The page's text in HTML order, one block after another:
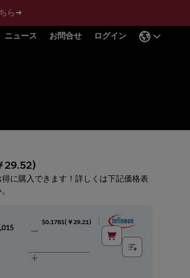
ら➜
ニュース お問合せ ログイン
29.52)
に購入できます！詳しくは下記価格表
$0.1781( ￥29.21)